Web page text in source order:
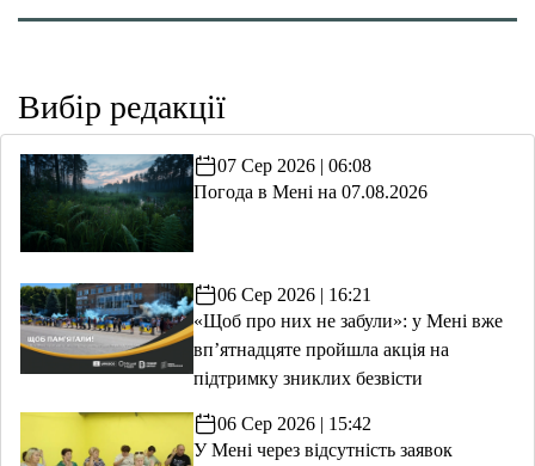
Вибір редакції
07 Сер 2026 | 06:08
Погода в Мені на 07.08.2026
06 Сер 2026 | 16:21
«Щоб про них не забули»: у Мені вже
вп’ятнадцяте пройшла акція на
підтримку зниклих безвісти
06 Сер 2026 | 15:42
У Мені через відсутність заявок